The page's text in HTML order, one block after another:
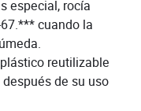
especial, rocía
cuando la
reutilizable
de su uso